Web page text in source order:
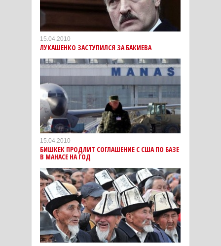
15.04.2010
ЛУКАШЕНКО ЗАСТУПИЛСЯ ЗА БАКИЕВА
15.04.2010
БИШКЕК ПРОДЛИТ СОГЛАШЕНИЕ С США ПО БАЗЕ
В МАНАСЕ НА ГОД